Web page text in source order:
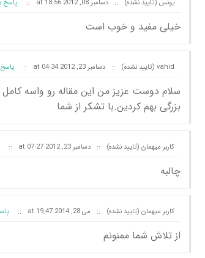
یونس (تایید نشده) :: دسامبر 08, 2012 at 18:56 :: پاسخ
خیلی مفید و خوب است
vahid (تایید نشده) :: دسامبر 23, 2012 at 04:34 ::
سلام دوست عزیز من این مقاله رو واسه کامل
بزرگی بهم کردین.با تشکر از شما
کاربر میهمان (تایید نشده) :: دسامبر 23, 2012 at 07:27 ::
چالبه
کاربر میهمان (تایید نشده) :: می 28, 2014 at 19:47 ::
از تلاش شما ممنونم